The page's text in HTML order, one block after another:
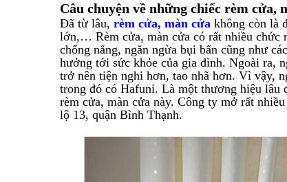
Câu chuyện về những chiếc rèm cửa,
Đã từ lâu, rèm cửa, màn cửa không còn là
lớn,… Rèm cửa, màn cửa có rất nhiều chức
chống nắng, ngăn ngừa bụi bẩn cũng như
hưởng tới sức khỏe của gia đình. Ngoài ra,
trở nên tiện nghi hơn, tao nhã hơn. Vì vậy,
trong đó có Hafuni. Là một thương hiệu
rèm cửa, màn cửa này. Công ty mở rất
lộ 13, quận Bình Thạnh.